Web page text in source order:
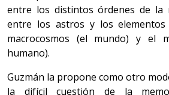
entre los distintos órdenes de la
entre los astros y los
macrocosmos (el mundo) y el
humano).
Guzmán la propone como otro
la difícil cuestión de la